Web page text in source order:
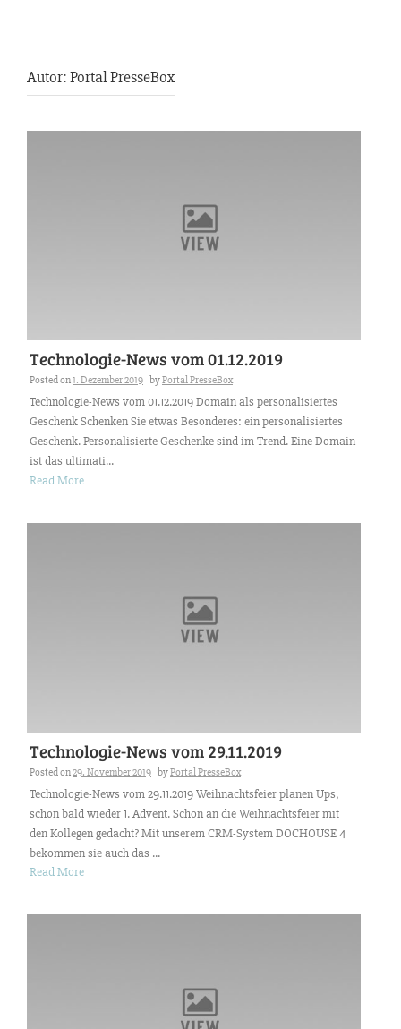
Autor:Portal PresseBox
Technologie-News vom 01.12.2019
Posted on1. Dezember 2019 byPortal PresseBox
Technologie-News vom 01.12.2019 Domain als personalisiertes
Geschenk Schenken Sie etwas Besonderes: ein personalisiertes
Geschenk. Personalisierte Geschenke sind im Trend. Eine Domain
ist das ultimati...
Read More
Technologie-News vom 29.11.2019
Posted on29. November 2019 byPortal PresseBox
Technologie-News vom 29.11.2019 Weihnachtsfeier planen Ups,
schon bald wieder 1. Advent. Schon an die Weihnachtsfeier mit
den Kollegen gedacht? Mit unserem CRM-System DOCHOUSE 4
bekommen sie auch das ...
Read More